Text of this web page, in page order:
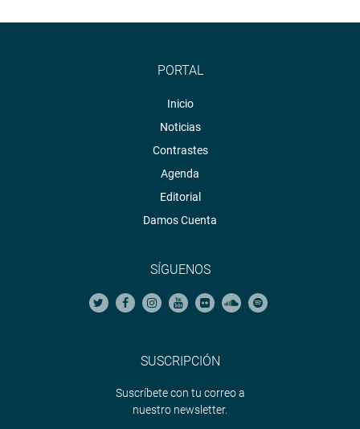
PORTAL
Inicio
Noticias
Contrastes
Agenda
Editorial
Damos Cuenta
SÍGUENOS
SUSCRIPCIÓN
Suscríbete con tu correo a
nuestro newsletter.